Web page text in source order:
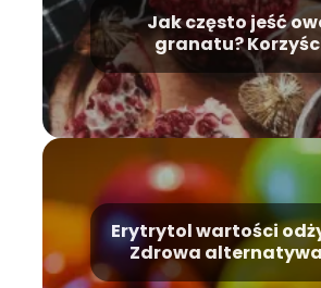
Jak często jeść
granatu?
właściwości
Erytrytol wartości
Zdrowa
cukru